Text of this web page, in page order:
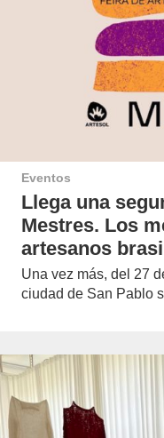
Eventos
Llega una
Mestres. Los
artesanos
Una vez más, del 27
ciudad de San Pablo